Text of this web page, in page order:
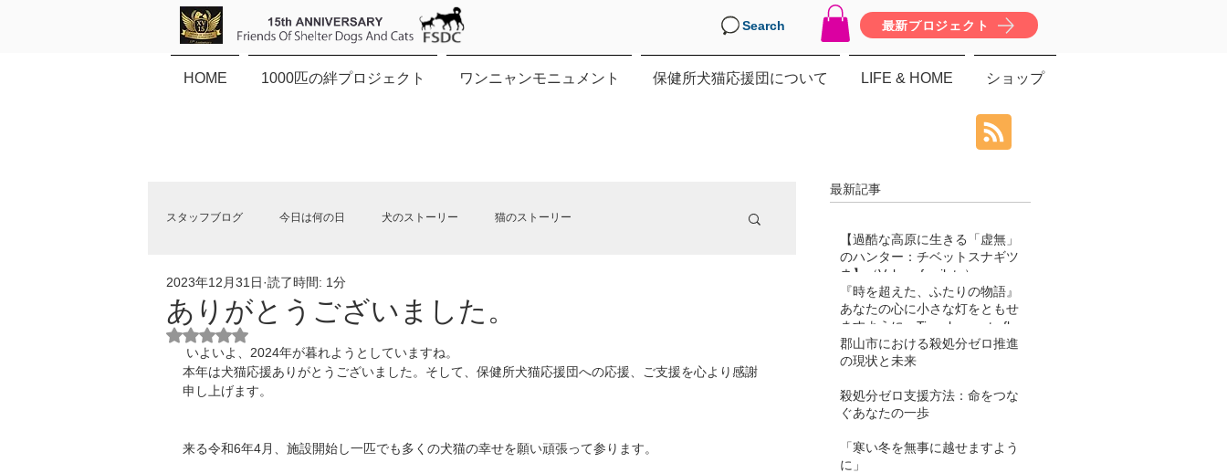
Search 最新プロジェクト
HOME 1000匹の絆プロジェクト ワンニャンモニュメント 保健所犬猫応援団について LIFE & HOME ショップ
スタッフブログ 今日は何の日 犬のストーリー 猫のストーリー
保健所犬猫応援団NEWS
ありがとうございました。
2023年12月31日 読了時間: 1分
5つ星のうちNaNと評価されています。
いよいよ、2024年が暮れようとしていますね。
本年は犬猫応援ありがとうございました。そして、保健所犬猫応援団への応援、ご支援を心より感謝
申し上げます。
来る令和6年4月、施設開始し一匹でも多くの犬猫の幸せを願い頑張って参ります。
最新記事
【過酷な高原に生きる「虚無」
のハンター：チベットスナギツ
ネ】（Vulpes ferrilata）
『時を超えた、ふたりの物語』
あなたの心に小さな灯をともせ
ますように。Time began to flow
again
郡山市における殺処分ゼロ推進
の現状と未来
殺処分ゼロ支援方法：命をつな
ぐあなたの一歩
「寒い冬を無事に越せますよう
に」